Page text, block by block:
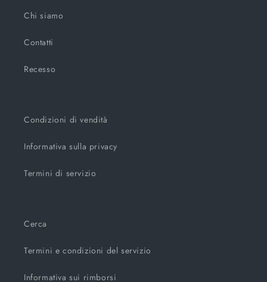
Chi siamo
Contatti
Recesso
Condizioni di vendità
Informativa sulla privacy
Termini di servizio
Cerca
Termini e condizioni del servizio
Informativa sui rimborsi